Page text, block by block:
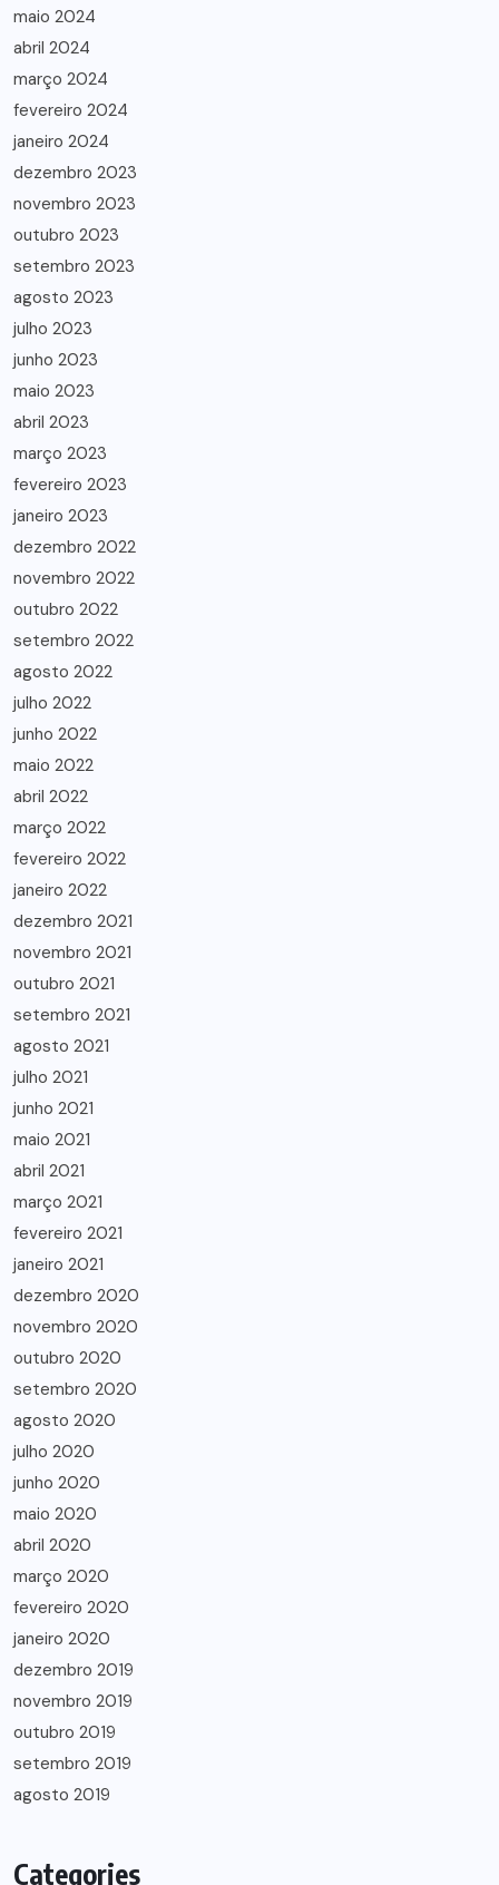
maio 2024
abril 2024
março 2024
fevereiro 2024
janeiro 2024
dezembro 2023
novembro 2023
outubro 2023
setembro 2023
agosto 2023
julho 2023
junho 2023
maio 2023
abril 2023
março 2023
fevereiro 2023
janeiro 2023
dezembro 2022
novembro 2022
outubro 2022
setembro 2022
agosto 2022
julho 2022
junho 2022
maio 2022
abril 2022
março 2022
fevereiro 2022
janeiro 2022
dezembro 2021
novembro 2021
outubro 2021
setembro 2021
agosto 2021
julho 2021
junho 2021
maio 2021
abril 2021
março 2021
fevereiro 2021
janeiro 2021
dezembro 2020
novembro 2020
outubro 2020
setembro 2020
agosto 2020
julho 2020
junho 2020
maio 2020
abril 2020
março 2020
fevereiro 2020
janeiro 2020
dezembro 2019
novembro 2019
outubro 2019
setembro 2019
agosto 2019
Categories